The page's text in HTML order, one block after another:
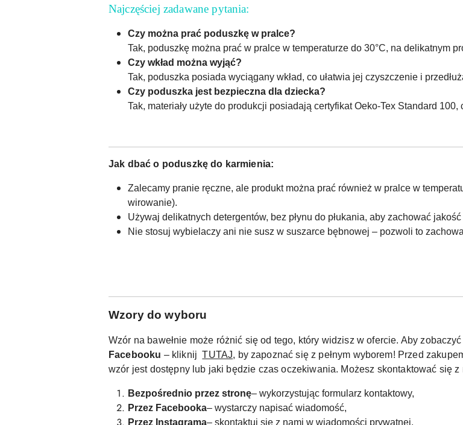
Najczęściej zadawane pytania:
Czy można prać poduszkę w pralce?
Tak, poduszkę można prać w pralce w temperaturze do 30°C, na delikatnym
Czy wkład można wyjąć?
Tak, poduszka posiada wyciągany wkład, co ułatwia jej czyszczenie i
Czy poduszka jest bezpieczna dla dziecka?
Tak, materiały użyte do produkcji posiadają certyfikat Oeko-Tex Standard
Jak dbać o poduszkę do karmienia:
Zalecamy pranie ręczne, ale produkt można prać również w pralce w
wirowanie).
Używaj delikatnych detergentów, bez płynu do płukania, aby zachować jakość
Nie stosuj wybielaczy ani nie susz w suszarce bębnowej – pozwoli to
Wzory do wyboru
Wzór na bawełnie może różnić się od tego, który widzisz w ofercie. Aby
Facebooku – kliknij TUTAJ, by zapoznać się z pełnym wyborem! Przed
wzór jest dostępny lub jaki będzie czas oczekiwania. Możesz skontaktować się z
Bezpośrednio przez stronę– wykorzystując formularz kontaktowy,
Przez Facebooka– wystarczy napisać wiadomość,
Przez Instagrama– skontaktuj się z nami w wiadomości prywatnej.